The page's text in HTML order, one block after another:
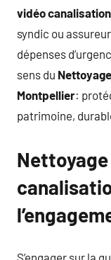
vidéo
syndic ou
dépenses
sens du
Montpellier:
patrimoine,
S’engager sur la